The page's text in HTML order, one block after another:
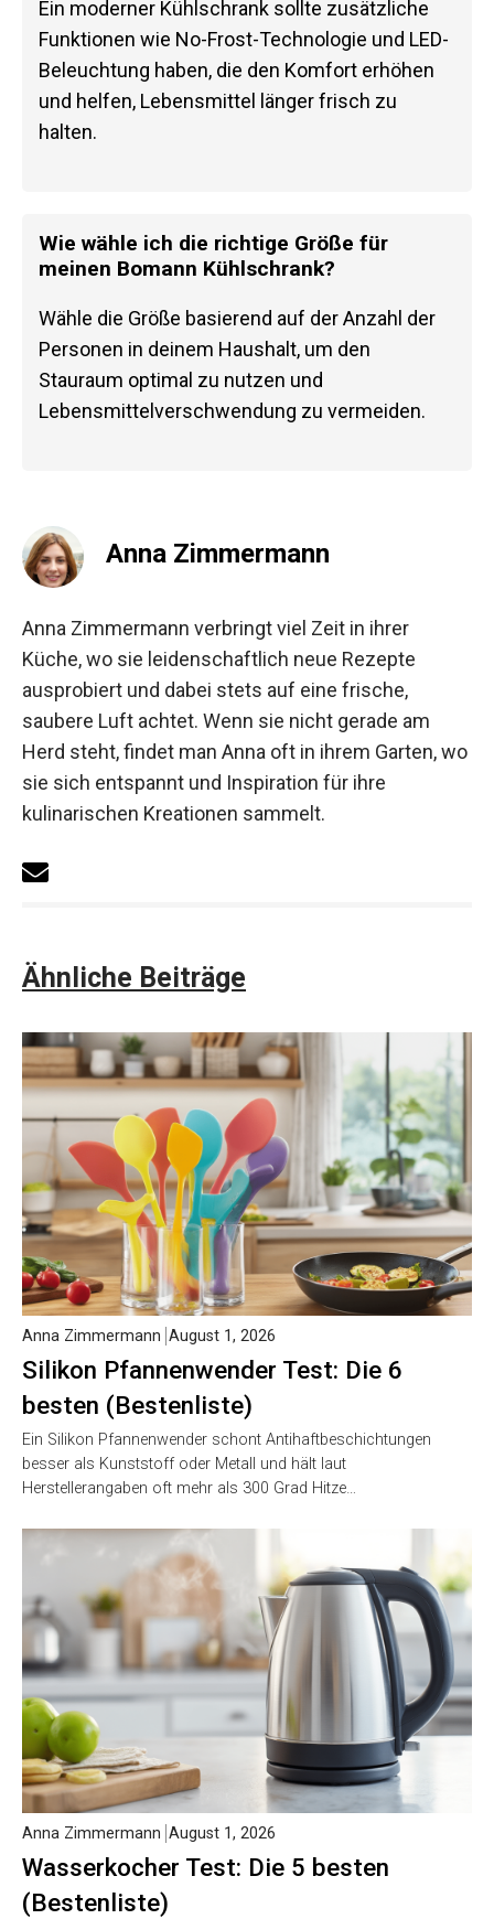
Ein moderner Kühlschrank sollte zusätzliche
Funktionen wie No-Frost-Technologie und LED-
Beleuchtung haben, die den Komfort erhöhen
und helfen, Lebensmittel länger frisch zu
halten.
Wie wähle ich die richtige Größe für
meinen Bomann Kühlschrank?
Wähle die Größe basierend auf der Anzahl der
Personen in deinem Haushalt, um den
Stauraum optimal zu nutzen und
Lebensmittelverschwendung zu vermeiden.
Anna Zimmermann
Anna Zimmermann verbringt viel Zeit in ihrer
Küche, wo sie leidenschaftlich neue Rezepte
ausprobiert und dabei stets auf eine frische,
saubere Luft achtet. Wenn sie nicht gerade am
Herd steht, findet man Anna oft in ihrem Garten, wo
sie sich entspannt und Inspiration für ihre
kulinarischen Kreationen sammelt.
Ähnliche Beiträge
Silikon Pfannenwender Test: Die 6
besten (Bestenliste)
Anna Zimmermann August 1, 2026
Ein Silikon Pfannenwender schont Antihaftbeschichtungen
besser als Kunststoff oder Metall und hält laut
Herstellerangaben oft mehr als 300 Grad Hitze…
Wasserkocher Test: Die 5 besten
(Bestenliste)
Anna Zimmermann August 1, 2026